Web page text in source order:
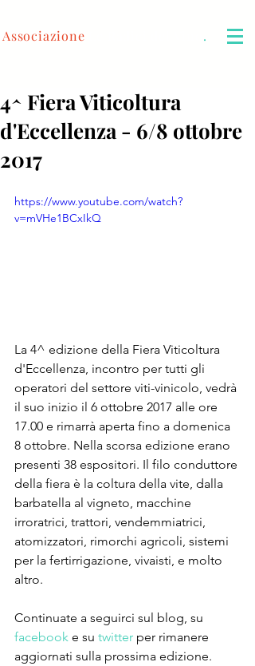
Associazione .
4^ Fiera Viticoltura
d'Eccellenza - 6/8 ottobre
2017
https://www.youtube.com/watch?
v=mVHe1BCxIkQ
La 4^ edizione della Fiera Viticoltura
d'Eccellenza, incontro per tutti gli
operatori del settore viti-vinicolo, vedrà
il suo inizio il 6 ottobre 2017 alle ore
17.00 e rimarrà aperta fino a domenica
8 ottobre. Nella scorsa edizione erano
presenti 38 espositori. Il filo conduttore
della fiera è la coltura della vite, dalla
barbatella al vigneto, macchine
irroratrici, trattori, vendemmiatrici,
atomizzatori, rimorchi agricoli, sistemi
per la fertirrigazione, vivaisti, e molto
altro.
Continuate a seguirci sul blog, su
facebook e su twitter per rimanere
aggiornati sulla prossima edizione.